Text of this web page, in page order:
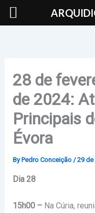
Skip
28 de
de 2024:
Principais
Évora
By Pedro Conceição /29 de
Dia 28
15h00 –Na Cúria,